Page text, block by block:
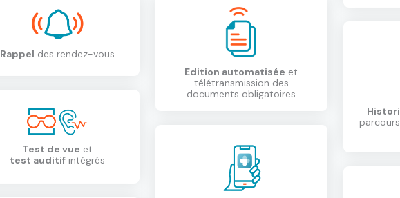
Rappel des rendez-vous
Test de vue et
test auditif intégrés
Edition automatisée et
télétransmission des
documents obligatoires